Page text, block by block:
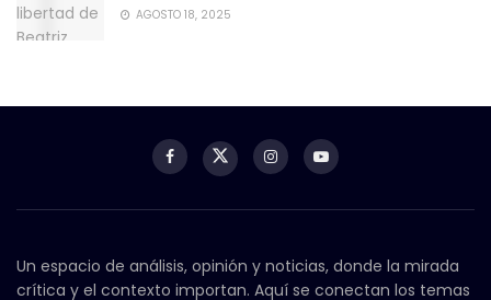
AGOSTO 18, 2025
Un espacio de análisis, opinión y noticias, donde la mirada
crítica y el contexto importan. Aquí se conectan los temas